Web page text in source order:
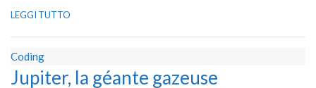
LEGGI TUTTO
Coding
Jupiter, la géante gazeuse